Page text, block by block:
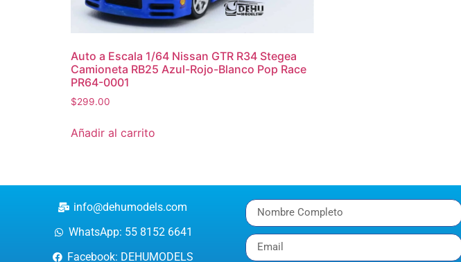
Auto a Escala 1/64 Nissan GTR R34 Stegea
Camioneta RB25 Azul-Rojo-Blanco Pop Race
PR64-0001
$299.00
Añadir al carrito
info@dehumodels.com
WhatsApp: 55 8152 6641
Facebook: DEHUMODELS